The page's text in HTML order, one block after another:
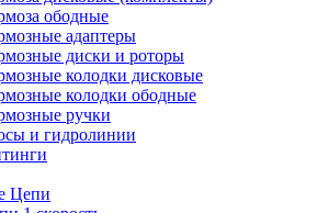
ободные
адаптеры
диски и роторы
колодки дисковые
колодки ободные
ручки
и гидролинии
Цепи